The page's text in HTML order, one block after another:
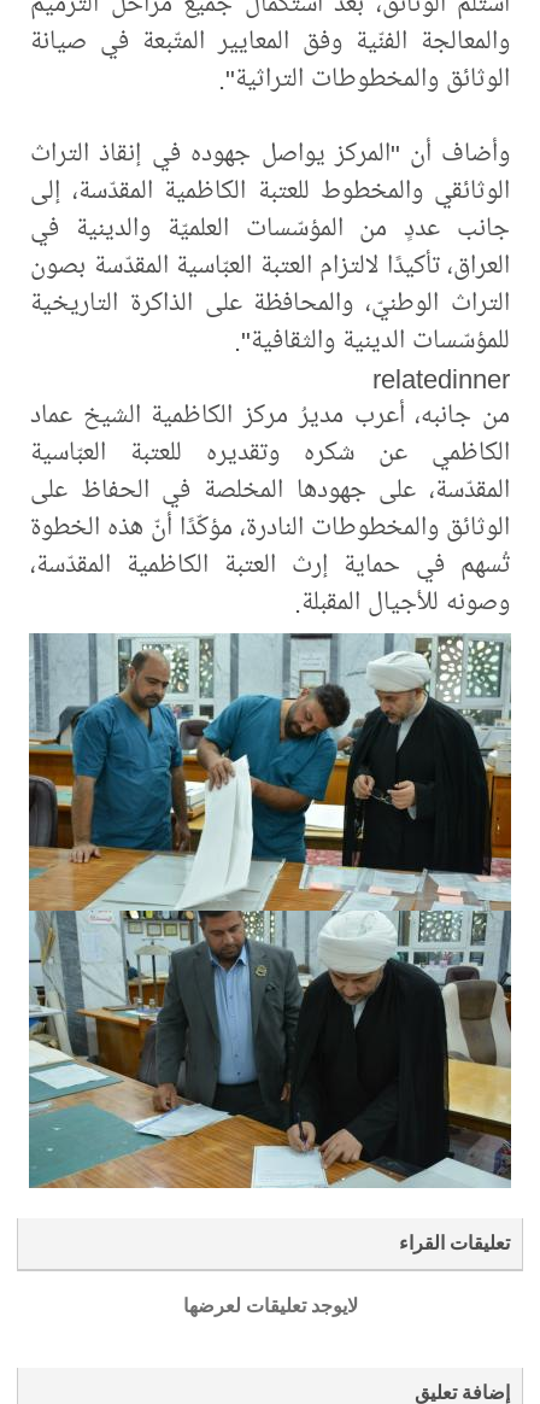
والمعالجة الفنّية وفق المعايير المتّبعة في صيانة
الوثائق والمخطوطات التراثية".
وأضاف أن "المركز يواصل جهوده في إنقاذ التراث
الوثائقي والمخطوط للعتبة الكاظمية المقدّسة، إلى
جانب عددٍ من المؤسّسات العلميّة والدينية في
العراق، تأكيدًا لالتزام العتبة العبّاسية المقدّسة بصون
التراث الوطنيّ، والمحافظة على الذاكرة التاريخية
للمؤسّسات الدينية والثقافية".
relatedinner
من جانبه، أعرب مديرُ مركز الكاظمية الشيخ عماد
الكاظمي عن شكره وتقديره للعتبة العبّاسية
المقدّسة، على جهودها المخلصة في الحفاظ على
الوثائق والمخطوطات النادرة، مؤكّدًا أنّ هذه الخطوة
تُسهم في حماية إرث العتبة الكاظمية المقدّسة،
وصونه للأجيال المقبلة.
تعليقات القراء
لايوجد تعليقات لعرضها
إضافة تعليق